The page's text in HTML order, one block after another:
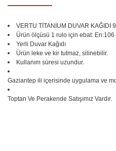
VERTU TİTANİUM DUVAR KAĞIDI
Ürün ölçüsü 1 rulo için ebat: En:106
Yerli Duvar Kağıdı
Ürün leke ve kir tutmaz, silinebilir.
Kullanım süresi uzundur.
Gaziantep ili içerisinde uygulama ve
Toptan Ve Perakende Satışımız Vardır.
Bu ürünün fiyat bilgisi, resim,